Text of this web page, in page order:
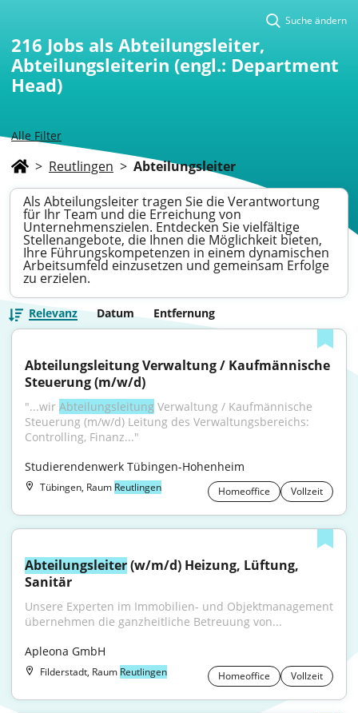
Alle Filter
Suche ändern
216 Jobs als Abteilungsleiter,
Abteilungsleiterin (engl.: Department
Head)
> Reutlingen > Abteilungsleiter
Als Abteilungsleiter tragen Sie die Verantwortung
für Ihr Team und die Erreichung von
Unternehmenszielen. Entdecken Sie vielfältige
Stellenangebote, die Ihnen die Möglichkeit bieten,
Ihre Führungskompetenzen in einem dynamischen
Arbeitsumfeld einzusetzen und gemeinsam Erfolge
zu erzielen.
Relevanz Datum Entfernung
Abteilungsleitung Verwaltung / Kaufmännische
Steuerung (m/w/d)
"...wir Abteilungsleitung Verwaltung / Kaufmännische
Steuerung (m/w/d) Leitung des Verwaltungsbereichs:
Controlling, Finanz..."
Studierendenwerk Tübingen-Hohenheim
Tübingen, Raum Reutlingen Homeoffice Vollzeit
Abteilungsleiter (w/m/d) Heizung, Lüftung,
Sanitär
Unsere Experten im Immobilien- und Objektmanagement
übernehmen die ganzheitliche Betreuung von...
Apleona GmbH
Filderstadt, Raum Reutlingen Homeoffice Vollzeit